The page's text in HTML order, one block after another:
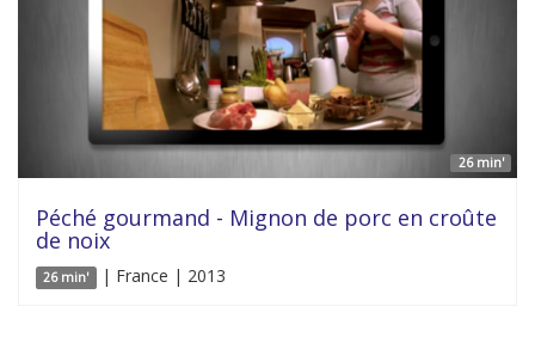
26 min'
Péché gourmand - Mignon de porc en croûte
de noix
26 min' | France | 2013